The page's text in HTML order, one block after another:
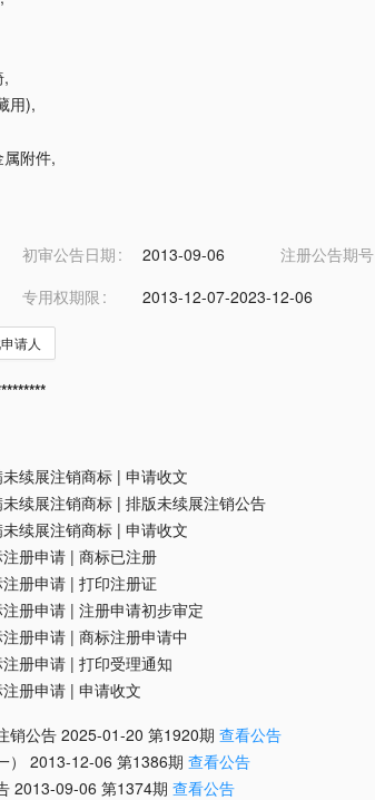
,
用),
附件,
初审公告日期 2013-09-06 注册公告期号
专用权期限
2013-12-07-2023-12-06
请人
续展注销商标 | 申请收文
续展注销商标 | 排版未续展注销公告
续展注销商标 | 申请收文
册申请 | 商标已注册
册申请 | 打印注册证
册申请 | 注册申请初步审定
册申请 | 商标注册申请中
册申请 | 打印受理通知
册申请 | 申请收文
销公告 2025-01-20 第1920期 查看公告
2013-12-06 第1386期 查看公告
2013-09-06 第1374期 查看公告